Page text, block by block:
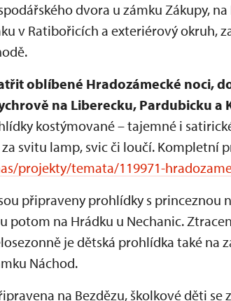
dvora u zámku Zákupy,
v Ratibořicích a exteriérový okruh,
oblíbené Hradozámecké noci,
na Liberecku, Pardubicku
kostýmované – tajemné i
svitu lamp, svic či loučí. Kompletní
projekty/temata/119971-
připraveny prohlídky s princeznou
potom na Hrádku u Nechanic.
je dětská prohlídka také na
Náchod.
na Bezdězu, školkové děti